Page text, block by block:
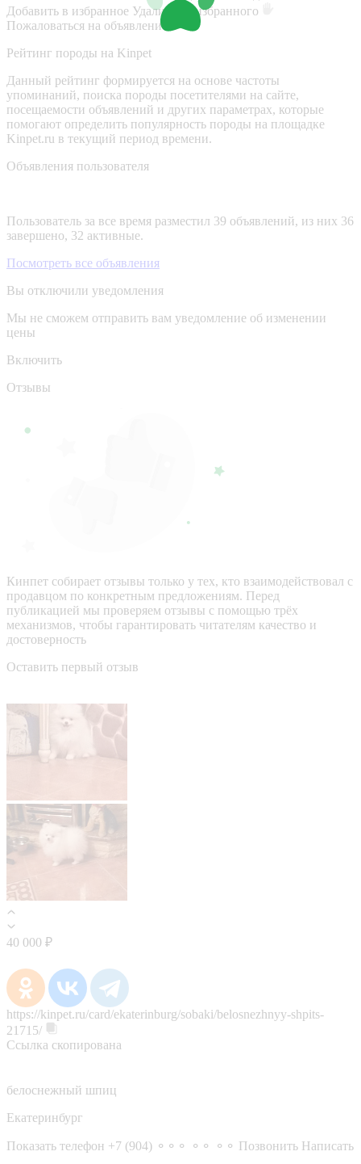
Добавить в избранное Удалить из избранного
Пожаловаться на объявление
Рейтинг породы на Kinpet
Данный рейтинг формируется на основе частоты
упоминаний, поиска породы посетителями на сайте,
посещаемости объявлений и других параметрах, которые
помогают определить популярность породы на площадке
Kinpet.ru в текущий период времени.
Объявления пользователя
Пользователь за все время разместил 39 объявлений, из них 36
завершено, 32 активные.
Посмотреть все объявления
Вы отключили уведомления
Мы не сможем отправить вам уведомление об изменении
цены
Включить
Отзывы
Кинпет собирает отзывы только у тех, кто взаимодействовал с
продавцом по конкретным предложениям. Перед
публикацией мы проверяем отзывы с помощью трёх
механизмов, чтобы гарантировать читателям качество и
достоверность
Оставить первый отзыв
40 000 ₽
https://kinpet.ru/card/ekaterinburg/sobaki/belosnezhnyy-shpits-
21715/
Ссылка скопирована
белоснежный шпиц
Екатеринбург
Показать телефон +7 (904) ⚬⚬⚬ ⚬⚬ ⚬⚬ Позвонить Написать